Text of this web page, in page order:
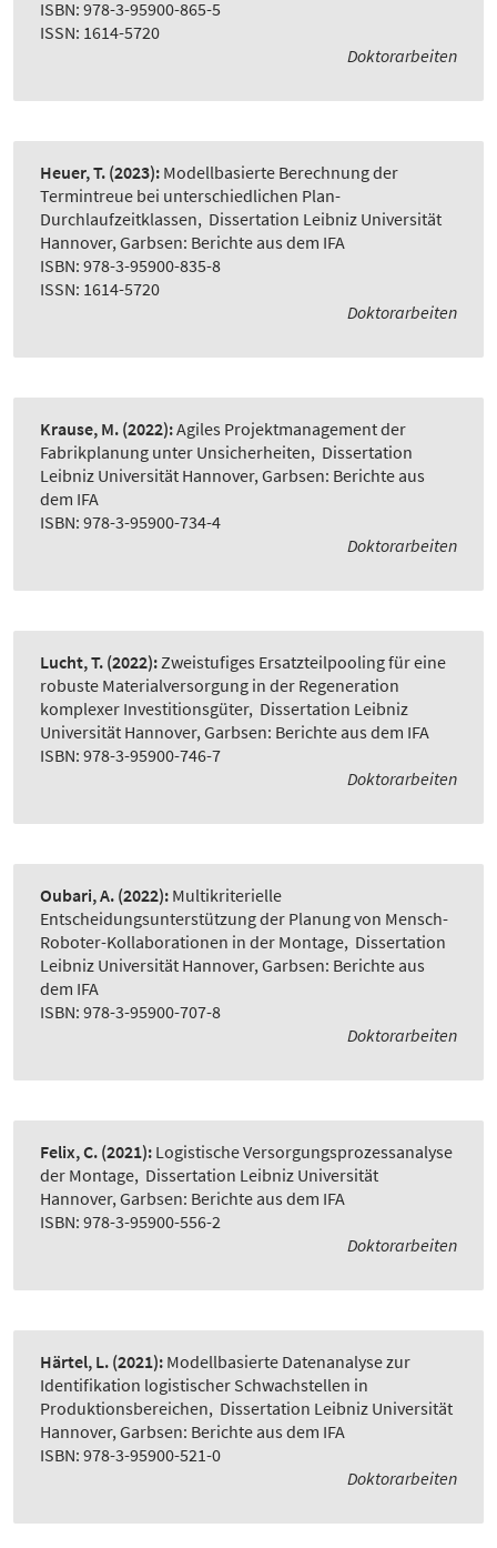
ISBN: 978-3-95900-865-5
ISSN: 1614-5720
Doktorarbeiten
Heuer, T. (2023): Modellbasierte Berechnung der
Termintreue bei unterschiedlichen Plan-
Durchlaufzeitklassen, Dissertation Leibniz Universität
Hannover, Garbsen: Berichte aus dem IFA
ISBN: 978-3-95900-835-8
ISSN: 1614-5720
Doktorarbeiten
Krause, M. (2022):Agiles Projektmanagement der
Fabrikplanung unter Unsicherheiten, Dissertation
Leibniz Universität Hannover, Garbsen: Berichte aus
dem IFA
ISBN: 978-3-95900-734-4
Doktorarbeiten
Lucht, T. (2022):Zweistufiges Ersatzteilpooling für eine
robuste Materialversorgung in der Regeneration
komplexer Investitionsgüter, Dissertation Leibniz
Universität Hannover, Garbsen: Berichte aus dem IFA
ISBN: 978-3-95900-746-7
Doktorarbeiten
Oubari, A. (2022): Multikriterielle
Entscheidungsunterstützung der Planung von Mensch-
Roboter-Kollaborationen in der Montage, Dissertation
Leibniz Universität Hannover, Garbsen: Berichte aus
dem IFA
ISBN: 978-3-95900-707-8
Doktorarbeiten
Felix, C. (2021): Logistische Versorgungsprozessanalyse
der Montage, Dissertation Leibniz Universität
Hannover, Garbsen: Berichte aus dem IFA
ISBN: 978-3-95900-556-2
Doktorarbeiten
Härtel, L. (2021): Modellbasierte Datenanalyse zur
Identifikation logistischer Schwachstellen in
Produktionsbereichen, Dissertation Leibniz Universität
Hannover, Garbsen: Berichte aus dem IFA
ISBN: 978-3-95900-521-0
Doktorarbeiten